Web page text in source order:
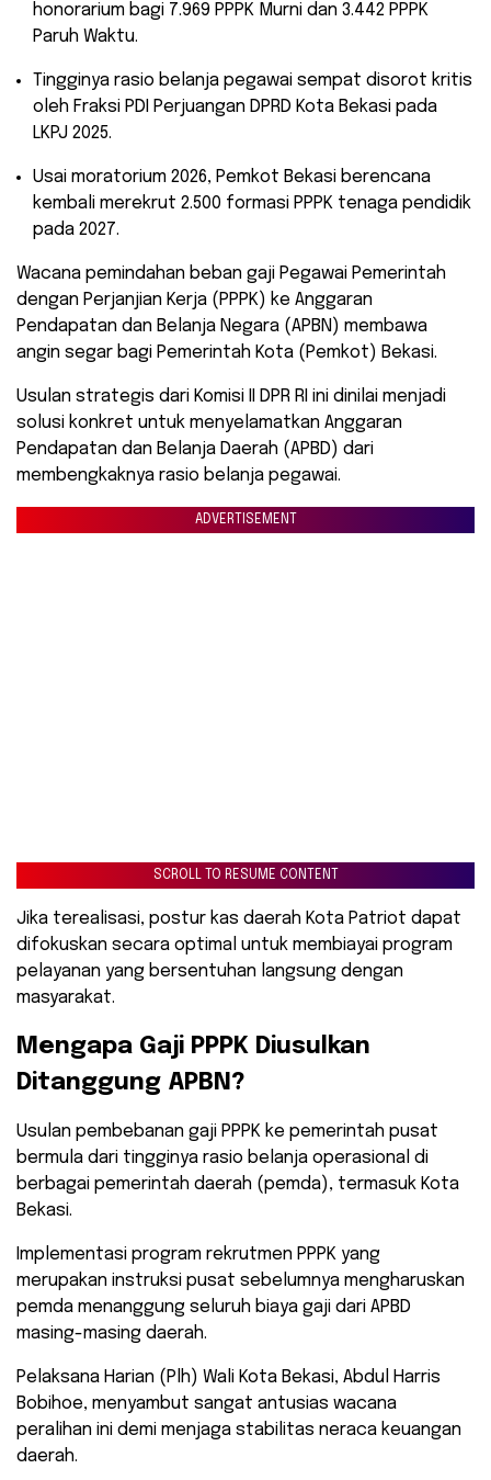
honorarium bagi 7.969 PPPK Murni dan 3.442 PPPK
Paruh Waktu.
​Tingginya rasio belanja pegawai sempat disorot kritis
oleh Fraksi PDI Perjuangan DPRD Kota Bekasi pada
LKPJ 2025.
​Usai moratorium 2026, Pemkot Bekasi berencana
kembali merekrut 2.500 formasi PPPK tenaga pendidik
pada 2027.
Wacana pemindahan beban gaji Pegawai Pemerintah
dengan Perjanjian Kerja (PPPK) ke Anggaran
Pendapatan dan Belanja Negara (APBN) membawa
angin segar bagi Pemerintah Kota (Pemkot) Bekasi.
Usulan strategis dari Komisi II DPR RI ini dinilai menjadi
solusi konkret untuk menyelamatkan Anggaran
Pendapatan dan Belanja Daerah (APBD) dari
membengkaknya rasio belanja pegawai.
ADVERTISEMENT
SCROLL TO RESUME CONTENT
Jika terealisasi, postur kas daerah Kota Patriot dapat
difokuskan secara optimal untuk membiayai program
pelayanan yang bersentuhan langsung dengan
masyarakat.
​Mengapa Gaji PPPK Diusulkan
Ditanggung APBN?
​Usulan pembebanan gaji PPPK ke pemerintah pusat
bermula dari tingginya rasio belanja operasional di
berbagai pemerintah daerah (pemda), termasuk Kota
Bekasi.
Implementasi program rekrutmen PPPK yang
merupakan instruksi pusat sebelumnya mengharuskan
pemda menanggung seluruh biaya gaji dari APBD
masing-masing daerah.
​Pelaksana Harian (Plh) Wali Kota Bekasi, Abdul Harris
Bobihoe, menyambut sangat antusias wacana
peralihan ini demi menjaga stabilitas neraca keuangan
daerah.